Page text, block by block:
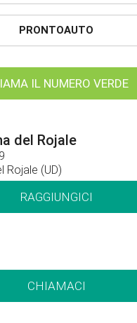
PRONTOAUTO
IL NUMERO VERDE
del Rojale
Rojale (UD)
RAGGIUNGICI
CHIAMACI